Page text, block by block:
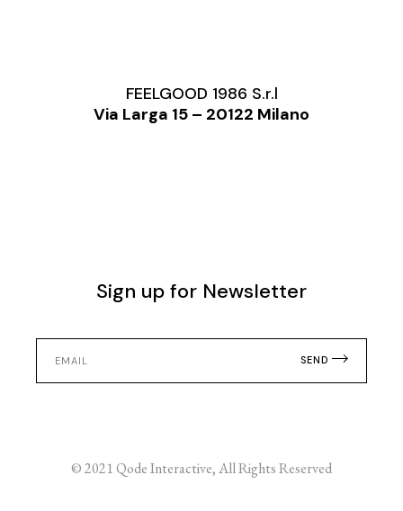
FEELGOOD 1986 S.r.l
Via Larga 15 – 20122 Milano
Sign up for Newsletter
SEND
© 2021Qode Interactive, All Rights Reserved